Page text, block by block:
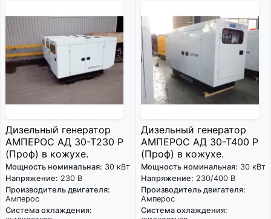
Дизельный генератор
АМПЕРОС АД 30-Т230 P
(Проф) в кожухе.
Мощность номинальная: 30 кВт
Напряжение: 230 В
Производитель двигателя:
Амперос
Система охлаждения:
Дизельный генератор
АМПЕРОС АД 30-Т400 Р
(Проф) в кожухе.
Мощность номинальная: 30 кВт
Напряжение: 230/400 В
Производитель двигателя:
Амперос
Система охлаждения: